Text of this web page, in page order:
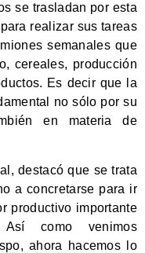
se trasladan por esta
realizar sus tareas
semanales que
cereales, producción
Es decir que la
no sólo por su
en materia de
destacó que se trata
a concretarse para ir
productivo importante
Así como venimos
ahora hacemos lo